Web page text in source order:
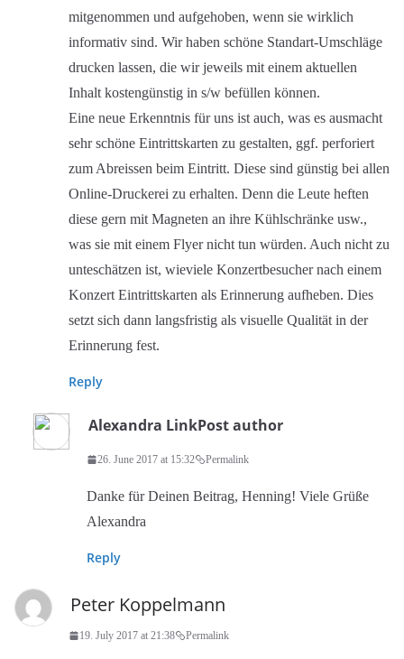
mitgenommen und aufgehoben, wenn sie wirklich
informativ sind. Wir haben schöne Standart-Umschläge
drucken lassen, die wir jeweils mit einem aktuellen
Inhalt kostengünstig in s/w befüllen können.
Eine neue Erkenntnis für uns ist auch, was es ausmacht
sehr schöne Eintrittskarten zu gestalten, ggf. perforiert
zum Abreissen beim Eintritt. Diese sind günstig bei allen
Online-Druckerei zu erhalten. Denn die Leute heften
diese gern mit Magneten an ihre Kühlschränke usw.,
was sie mit einem Flyer nicht tun würden. Auch nicht zu
unteschätzen ist, wieviele Konzertbesucher nach einem
Konzert Eintrittskarten als Erinnerung aufheben. Dies
setzt sich dann langsfristig als visuelle Qualität in der
Erinnerung fest.
Reply
Alexandra LinkPost author
26. June 2017 at 15:32 Permalink
Danke für Deinen Beitrag, Henning! Viele Grüße
Alexandra
Reply
Peter Koppelmann
19. July 2017 at 21:38 Permalink